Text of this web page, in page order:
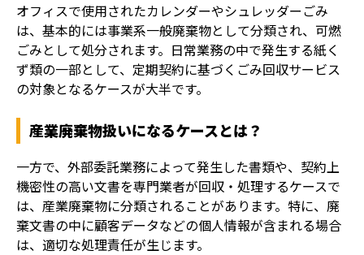
オフィスで使用されたカレンダーやシュレッダーごみ
は、基本的には事業系一般廃棄物として分類され、可燃
ごみとして処分されます。日常業務の中で発生する紙く
ず類の一部として、定期契約に基づくごみ回収サービス
の対象となるケースが大半です。
産業廃棄物扱いになるケースとは？
一方で、外部委託業務によって発生した書類や、契約上
機密性の高い文書を専門業者が回収・処理するケースで
は、産業廃棄物に分類されることがあります。特に、廃
棄文書の中に顧客データなどの個人情報が含まれる場合
は、適切な処理責任が生じます。